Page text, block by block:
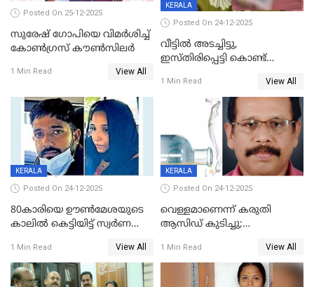
Posted On 25-12-2025
സുരേഷ് ഗോപിയെ വിമര്‍ശിച്ച്
കോണ്‍ഗ്രസ് കൗണ്‍സിലര്‍
1 Min Read View All
KERALA
Posted On 24-12-2025
വീട്ടിൽ അടച്ചിട്ടു,
ഇസ്തിരിപ്പെട്ടി കൊണ്ട്
ഗർഭിണിയായ യുവതിക്ക് ക്രൂര
1 Min Read View All
KERALA
Posted On 24-12-2025
80കാരിയെ ഊൺമേശയുടെ
കാലിൽ കെട്ടിയിട്ട് സ്വർണവും
കൊച്ചുമകനും സുഹൃത്തും
അറസ്റ്റിൽ
1 Min Read View All
KERALA
Posted On 24-12-2025
വെള്ളമാണെന്ന് കരുതി
ആസിഡ് കുടിച്ചു;
മരിച്ചു
1 Min Read View All